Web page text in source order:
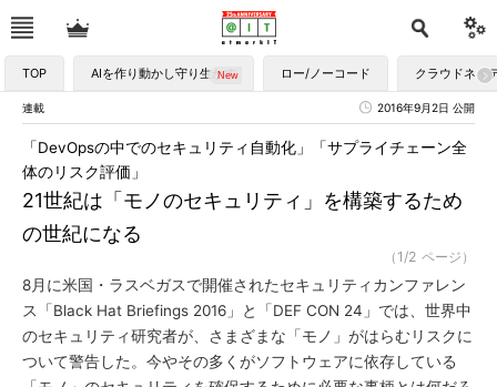
TOP AIを作り動かし守り生かす ロー/ノーコード クラウドネイ
連載 2016年9月2日 公開
21世紀は「モノのセキュリティ」を構築するため
の世紀になる
「DevOpsの中でのセキュリティ自動化」「サプライチェーン全
体のリスク評価」
（1/2 ページ）
8月に米国・ラスベガスで開催されたセキュリティカンファレン
ス「Black Hat Briefings 2016」と「DEF CON 24」では、世界中
のセキュリティ研究者が、さまざまな「モノ」がはらむリスクに
ついて警告した。今やその多くがソフトウェアに依存している